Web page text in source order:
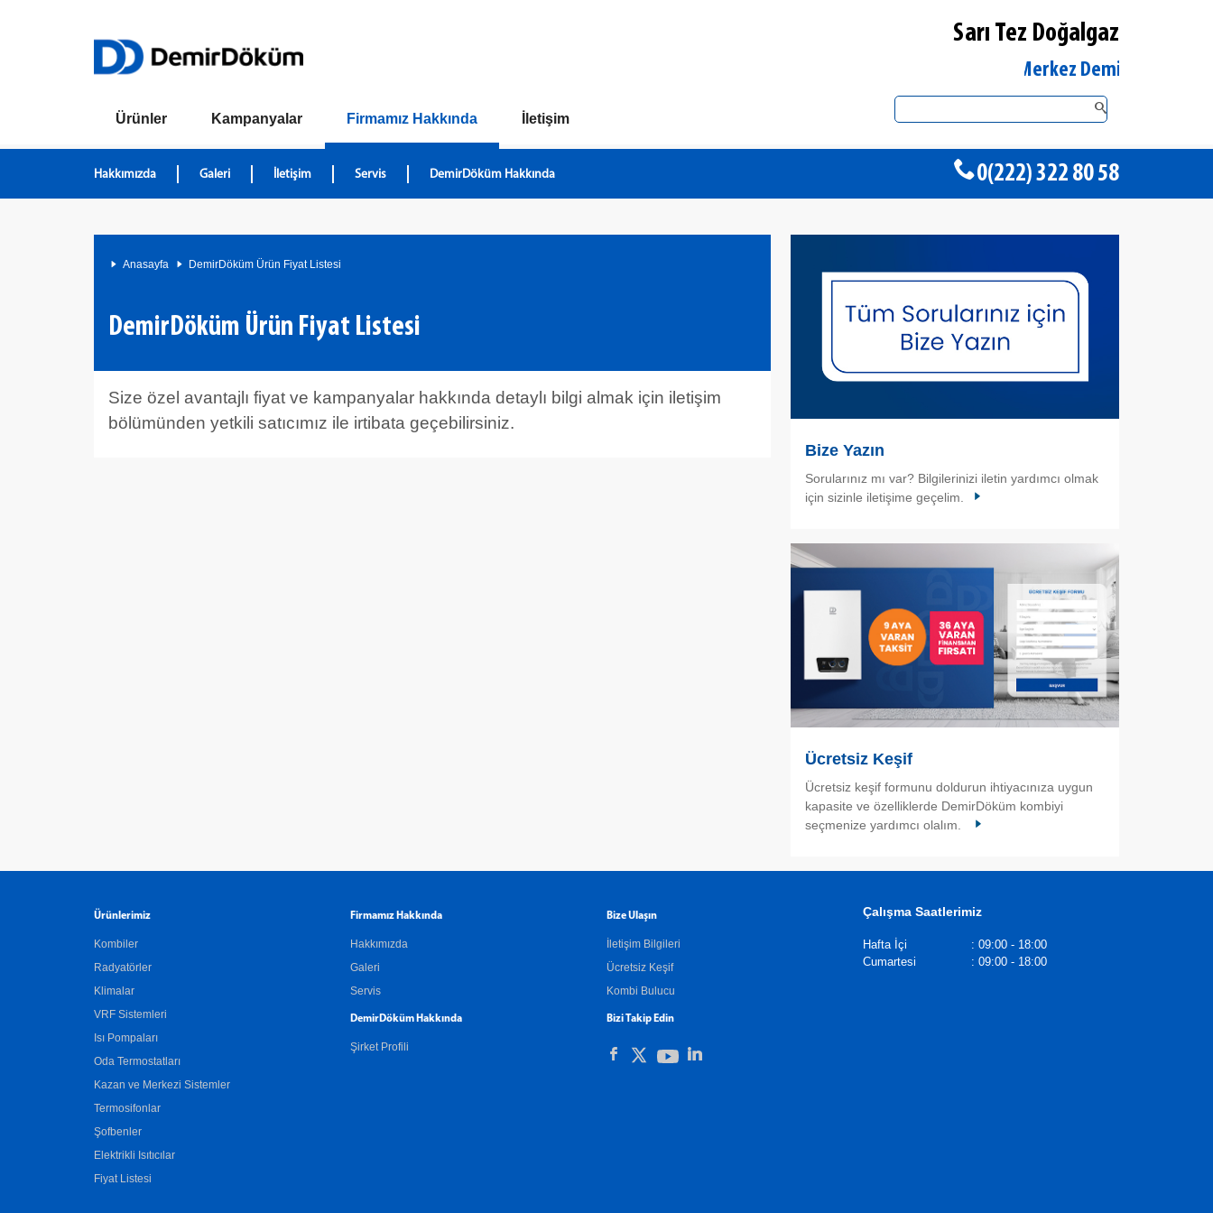
Sarı Tez Doğalgaz
Eskişehir Merkez DemirDöküm Yetkili
Ürünler Kampanyalar Firmamız Hakkında
Hakkımızda Galeri İletişim Servis DemirDöküm Hakkında 0(222) 322 80 58
İletişim
Anasayfa DemirDöküm Ürün Fiyat Listesi
DemirDöküm Ürün Fiyat Listesi
Size özel avantajlı fiyat ve kampanyalar hakkında detaylı bilgi almak için iletişim
bölümünden yetkili satıcımız ile irtibata geçebilirsiniz.
Bize Yazın
Sorularınız mı var? Bilgilerinizi iletin yardımcı olmak
için sizinle iletişime geçelim.
Ücretsiz Keşif
Ücretsiz keşif formunu doldurun ihtiyacınıza uygun
kapasite ve özelliklerde DemirDöküm kombiyi
seçmenize yardımcı olalım.
Ürünlerimiz
Kombiler
Radyatörler
Klimalar
VRF Sistemleri
Isı Pompaları
Oda Termostatları
Kazan ve Merkezi Sistemler
Termosifonlar
Şofbenler
Elektrikli Isıtıcılar
Fiyat Listesi
Firmamız Hakkında
Hakkımızda
Galeri
Servis
DemirDöküm Hakkında
Şirket Profili
Bize Ulaşın
İletişim Bilgileri
Ücretsiz Keşif
Kombi Bulucu
Bizi Takip Edin
Çalışma Saatlerimiz
Hafta İçi : 09:00 - 18:00
Cumartesi
: 09:00 - 18:00